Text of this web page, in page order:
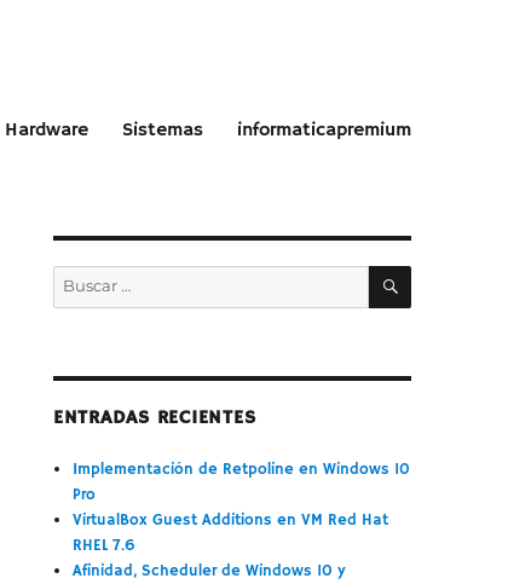
Hardware Sistemas informaticapremium
Buscar
por:
BUSCAR
ENTRADAS RECIENTES
Implementación de Retpoline en Windows 10
Pro
VirtualBox Guest Additions en VM Red Hat
RHEL 7.6
Afinidad, Scheduler de Windows 10 y